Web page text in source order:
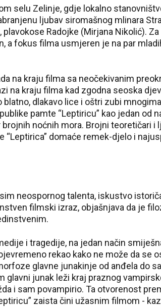
selu Zelinje, gdje lokalno
ljubav siromašnog mlinara
Radojke (Mirjana Nikolić).
a fokus filma usmjeren je na par
na kraju filma sa neočekivanim
na kraju filma kad zgodna seoska
dlakavo lice i oštri zubi
pamte “Leptiricu” kao jedan od
noćnih mora. Brojni teoretičari i
“Leptirica” domaće remek-djelo i
neospornog talenta, iskustvo
filmski izraz, objašnjava da je
i tragedije, na jedan način
rekao kako ne može da se
glavne junakinje od anđela do
glavni junak leži kraj praznog
i sam povampirio. Ta otvorenost
zaista čini užasnim filmom -